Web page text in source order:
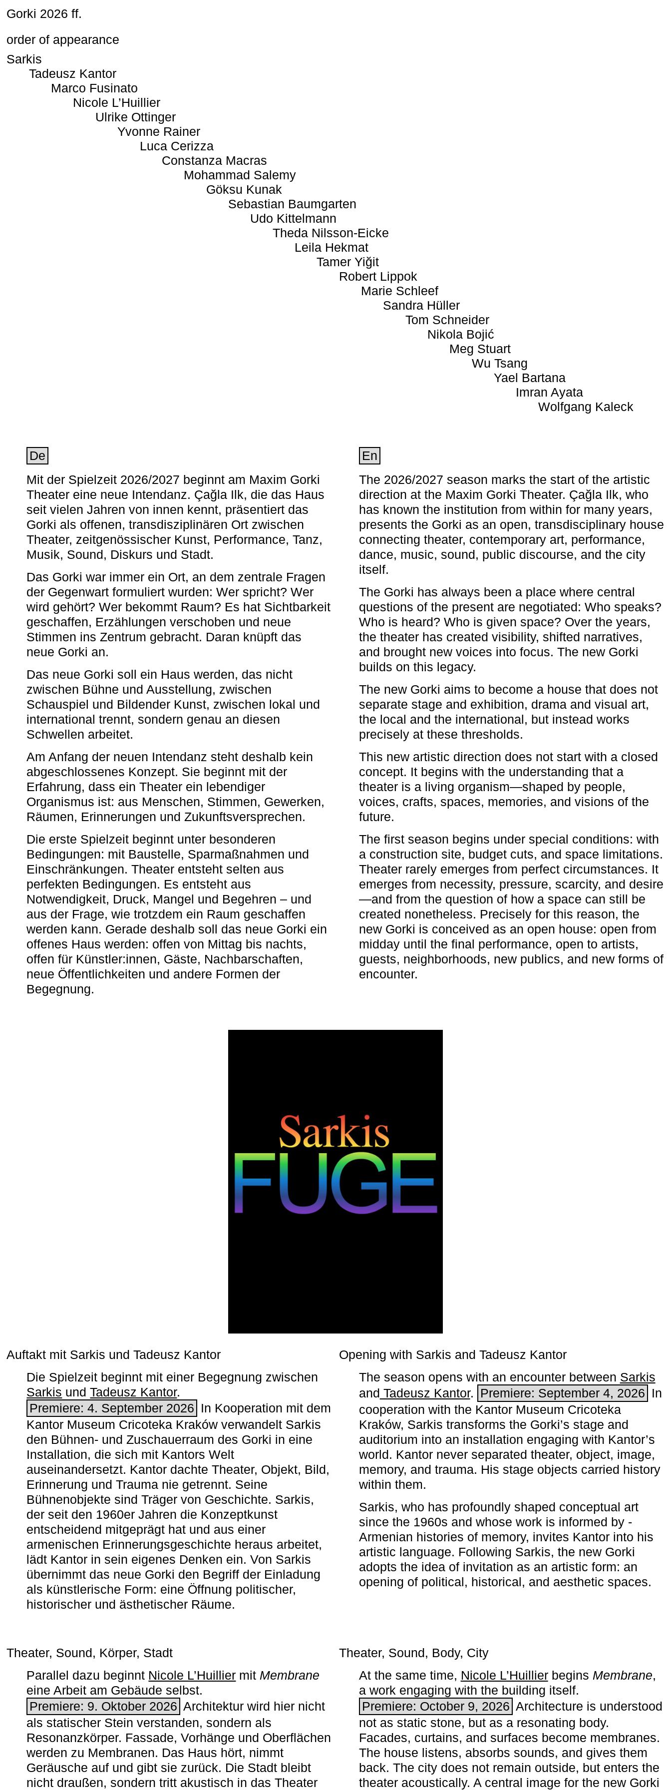
Gorki 2026 ff.
order of appearance
Sarkis
Tadeusz Kantor
Marco Fusinato
Nicole L’Huillier
Ulrike Ottinger
Yvonne Rainer
Luca Cerizza
Constanza Macras
Mohammad Salemy
Göksu Kunak
Sebastian Baumgarten
Udo Kittelmann
Theda Nilsson-Eicke
Leila Hekmat
Tamer Yiğit
Robert Lippok
Marie Schleef
Sandra Hüller
Tom Schneider
Nikola Bojić
Meg Stuart
Wu Tsang
Yael Bartana
Imran Ayata
Wolfgang Kaleck
De
Mit der Spielzeit 2026/2027 beginnt am Maxim Gorki
Theater eine neue Intendanz. Çağla Ilk, die das Haus
seit vielen Jahren von innen kennt, präsentiert das
Gorki als offenen, transdisziplinären Ort zwischen
Theater, zeitgenössischer Kunst, Performance, Tanz,
Musik, Sound, Diskurs und Stadt.
Das Gorki war immer ein Ort, an dem zentrale Fragen
der Gegenwart formuliert wurden: Wer spricht? Wer
wird gehört? Wer bekommt Raum? Es hat Sichtbarkeit
geschaffen, Erzählungen verschoben und neue
Stimmen ins Zentrum gebracht. Daran knüpft das
neue Gorki an.
Das neue Gorki soll ein Haus werden, das nicht
zwischen Bühne und Ausstellung, zwischen
Schauspiel und Bildender Kunst, zwischen lokal und
international trennt, sondern genau an diesen
Schwellen arbeitet.
Am Anfang der neuen Intendanz steht deshalb kein
abgeschlossenes Konzept. Sie beginnt mit der
Erfahrung, dass ein Theater ein lebendiger
Organismus ist: aus Menschen, Stimmen, Gewerken,
Räumen, Erinnerungen und Zukunftsversprechen.
Die erste Spielzeit beginnt unter besonderen
Bedingungen: mit Baustelle, Sparmaßnahmen und
Einschränkungen. Theater entsteht selten aus
perfekten Bedingungen. Es entsteht aus
Notwendigkeit, Druck, Mangel und Begehren – und
aus der Frage, wie trotzdem ein Raum geschaffen
werden kann. Gerade deshalb soll das neue Gorki ein
offenes Haus werden: offen von Mittag bis nachts,
offen für Künstler:innen, Gäste, Nachbarschaften,
neue Öffentlichkeiten und andere Formen der
Begegnung.
En
The 2026/2027 season marks the start of the artistic
direction at the Maxim Gorki Theater. Çağla Ilk, who
has known the institution from within for many years,
presents the Gorki as an open, transdisciplinary house
connecting theater, contemporary art, performance,
dance, music, sound, public discourse, and the city
itself.
The Gorki has always been a place where central
questions of the present are negotiated: Who speaks?
Who is heard? Who is given space? Over the years,
the theater has created visibility, shifted narratives,
and brought new voices into focus. The new Gorki
builds on this legacy.
The new Gorki aims to become a house that does not
separate stage and exhibition, drama and visual art,
the local and the international, but instead works
precisely at these thresholds.
This new artistic direction does not start with a closed
concept. It begins with the understanding that a
theater is a living organism—shaped by people,
voices, crafts, spaces, memories, and visions of the
future.
The first season begins under special conditions: with
a construction site, budget cuts, and space limitations.
Theater rarely emerges from perfect circumstances. It
emerges from necessity, pressure, scarcity, and desire
—and from the question of how a space can still be
created nonetheless. Precisely for this reason, the
new Gorki is conceived as an open house: open from
midday until the final performance, open to artists,
guests, neighborhoods, new publics, and new forms of
encounter.
Auftakt mit Sarkis und Tadeusz Kantor
Die Spielzeit beginnt mit einer Begegnung zwischen
Sarkis undTadeusz Kantor.
Premiere: 4. September 2026 In Kooperation mit dem
Kantor Museum Cricoteka Kraków verwandelt Sarkis
den Bühnen- und Zuschauerraum des Gorki in eine
Installation, die sich mit Kantors Welt
auseinandersetzt. Kantor dachte Theater, Objekt, Bild,
Erinnerung und Trauma nie getrennt. Seine
Bühnenobjekte sind Träger von Geschichte. Sarkis,
der seit den 1960er Jahren die Konzeptkunst
entscheidend mitgeprägt hat und aus einer
armenischen ­Erinnerungsgeschichte heraus arbeitet,
lädt Kantor in sein eigenes Denken ein. Von Sarkis
übernimmt das neue Gorki den Begriff der Einladung
als künstlerische Form: eine Öffnung politischer,
historischer und ästhetischer Räume.
Opening with Sarkis and Tadeusz Kantor
The season opens with an encounter between Sarkis
and Tadeusz Kantor. Premiere: September 4, 2026 In
cooperation with the ­Kantor Museum Cricoteka
Kraków, Sarkis transforms the Gorki’s stage and
auditorium into an installation engaging with Kantor’s
world. Kantor never separated theater, object, image,
memory, and trauma. His stage objects carried history
within them.
Sarkis, who has profoundly shaped conceptual art
since the 1960s and whose work is informed by ­
Armenian histories of memory, invites Kantor into his
artistic language. Following Sarkis, the new Gorki
adopts the idea of invitation as an artistic form: an
opening of political, historical, and aesthetic spaces.
Theater, Sound, Körper, Stadt
Parallel dazu beginnt Nicole L’Huillier mit ­ Membrane
eine Arbeit am Gebäude selbst.
Premiere: 9. Oktober 2026 Architektur wird hier nicht
als statischer Stein verstanden, sondern als
Resonanzkörper. Fassade, Vorhänge und Oberflächen
werden zu Membranen. Das Haus hört, nimmt
Geräusche auf und gibt sie zurück. Die Stadt bleibt
nicht draußen, sondern tritt akustisch in das Theater
Theater, Sound, Body, City
At the same time, Nicole L’Huillierbegins ­ Membrane,
a work engaging with the building itself.
Premiere: October 9, 2026 Architecture is understood
not as static stone, but as a resonating body.
Facades, curtains, and surfaces become membranes.
The house listens, absorbs sounds, and gives them
back. The city does not remain outside, but enters the
theater acoustically. A central image for the new Gorki